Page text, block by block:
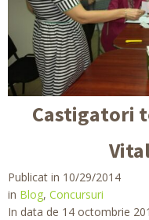
Castigatori
Publicat in 10/29/2014
in Blog, Concursuri
In data de 14 octombrie